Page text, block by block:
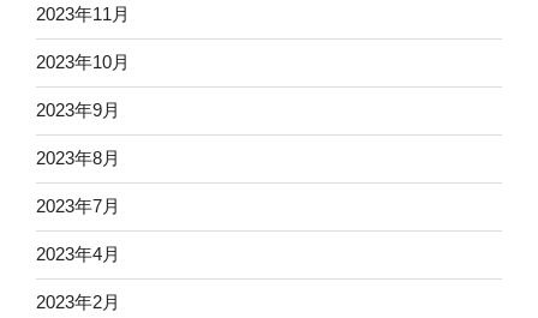
2023年11月
2023年10月
2023年9月
2023年8月
2023年7月
2023年4月
2023年2月